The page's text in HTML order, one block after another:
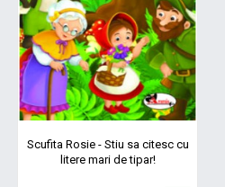
Scufita Rosie - Stiu sa citesc cu
litere mari de tipar!